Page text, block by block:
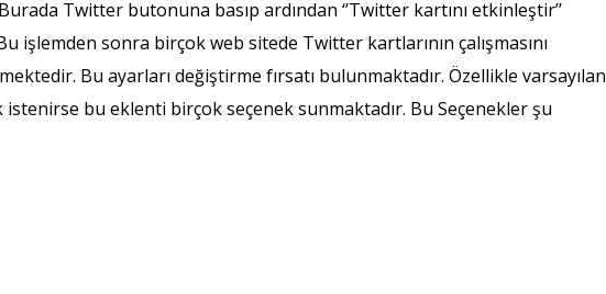
Twitter butonuna basıp ardından ‘’Twitter kartını etkinleştir’’
işlemden sonra birçok web sitede Twitter kartlarının çalışmasını
Bu ayarları değiştirme fırsatı bulunmaktadır. Özellikle varsayılan
bu eklenti birçok seçenek sunmaktadır. Bu Seçenekler şu